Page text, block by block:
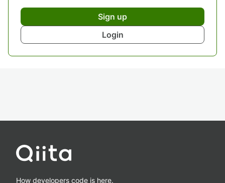
Sign up
Login
How developers code is here.